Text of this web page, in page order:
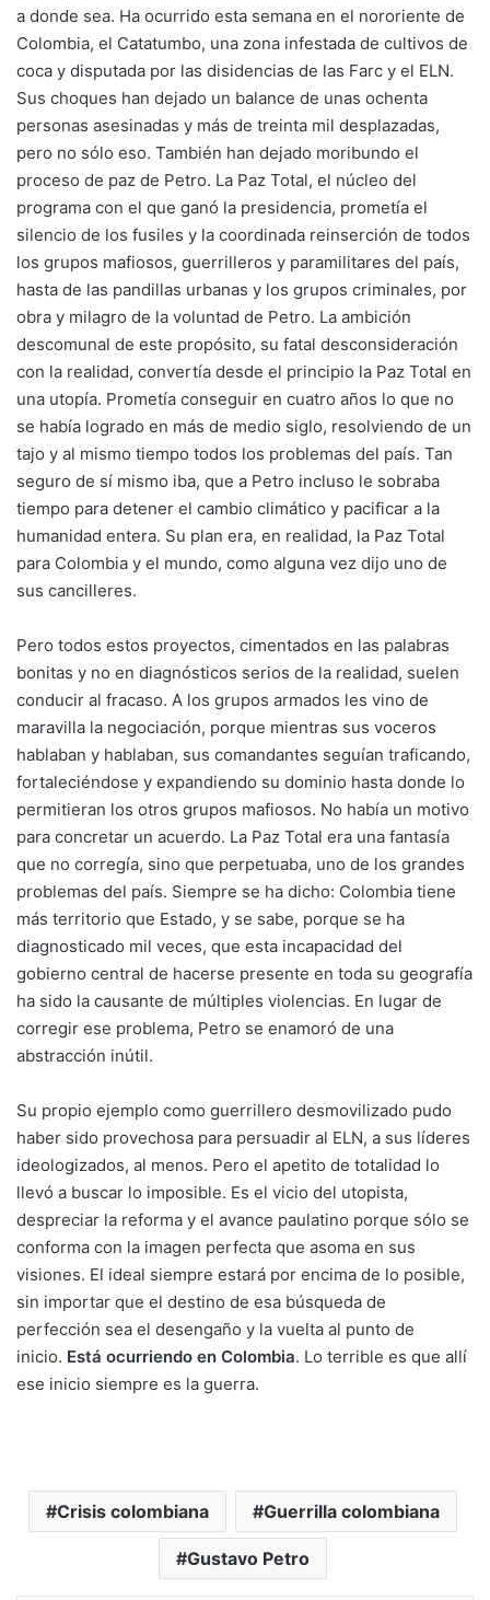
a donde sea. Ha ocurrido esta semana en el nororiente de
Colombia, el Catatumbo, una zona infestada de cultivos de
coca y disputada por las disidencias de las Farc y el ELN.
Sus choques han dejado un balance de unas ochenta
personas asesinadas y más de treinta mil desplazadas,
pero no sólo eso. También han dejado moribundo el
proceso de paz de Petro. La Paz Total, el núcleo del
programa con el que ganó la presidencia, prometía el
silencio de los fusiles y la coordinada reinserción de todos
los grupos mafiosos, guerrilleros y paramilitares del país,
hasta de las pandillas urbanas y los grupos criminales, por
obra y milagro de la voluntad de Petro. La ambición
descomunal de este propósito, su fatal desconsideración
con la realidad, convertía desde el principio la Paz Total en
una utopía. Prometía conseguir en cuatro años lo que no
se había logrado en más de medio siglo, resolviendo de un
tajo y al mismo tiempo todos los problemas del país. Tan
seguro de sí mismo iba, que a Petro incluso le sobraba
tiempo para detener el cambio climático y pacificar a la
humanidad entera. Su plan era, en realidad, la Paz Total
para Colombia y el mundo, como alguna vez dijo uno de
sus cancilleres.
Pero todos estos proyectos, cimentados en las palabras
bonitas y no en diagnósticos serios de la realidad, suelen
conducir al fracaso. A los grupos armados les vino de
maravilla la negociación, porque mientras sus voceros
hablaban y hablaban, sus comandantes seguían traficando,
fortaleciéndose y expandiendo su dominio hasta donde lo
permitieran los otros grupos mafiosos. No había un motivo
para concretar un acuerdo. La Paz Total era una fantasía
que no corregía, sino que perpetuaba, uno de los grandes
problemas del país. Siempre se ha dicho: Colombia tiene
más territorio que Estado, y se sabe, porque se ha
diagnosticado mil veces, que esta incapacidad del
gobierno central de hacerse presente en toda su geografía
ha sido la causante de múltiples violencias. En lugar de
corregir ese problema, Petro se enamoró de una
abstracción inútil.
Su propio ejemplo como guerrillero desmovilizado pudo
haber sido provechosa para persuadir al ELN, a sus líderes
ideologizados, al menos. Pero el apetito de totalidad lo
llevó a buscar lo imposible. Es el vicio del utopista,
despreciar la reforma y el avance paulatino porque sólo se
conforma con la imagen perfecta que asoma en sus
visiones. El ideal siempre estará por encima de lo posible,
sin importar que el destino de esa búsqueda de
perfección sea el desengaño y la vuelta al punto de
inicio. Está ocurriendo en Colombia. Lo terrible es que allí
ese inicio siempre es la guerra.
Crisis colombiana Guerrilla colombiana
Gustavo Petro